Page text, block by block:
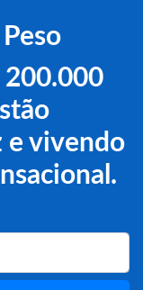
200.000
e vivendo